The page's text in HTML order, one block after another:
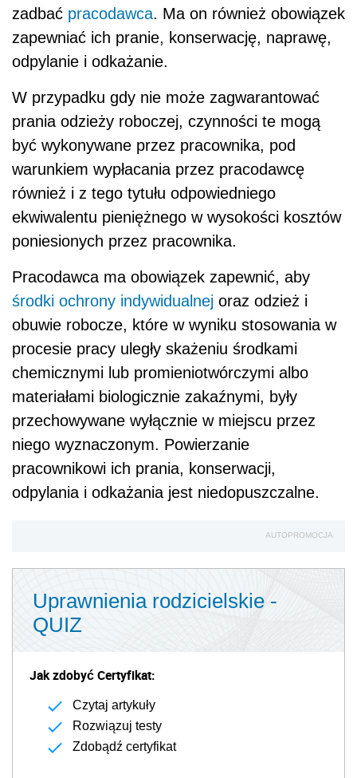
zadbać pracodawca. Ma on również obowiązek
zapewniać ich pranie, konserwację, naprawę,
odpylanie i odkażanie.
W przypadku gdy nie może zagwarantować
prania odzieży roboczej, czynności te mogą
być wykonywane przez pracownika, pod
warunkiem wypłacania przez pracodawcę
również i z tego tytułu odpowiedniego
ekwiwalentu pieniężnego w wysokości kosztów
poniesionych przez pracownika.
Pracodawca ma obowiązek zapewnić, aby
środki ochrony indywidualnej oraz odzież i
obuwie robocze, które w wyniku stosowania w
procesie pracy uległy skażeniu środkami
chemicznymi lub promieniotwórczymi albo
materiałami biologicznie zakaźnymi, były
przechowywane wyłącznie w miejscu przez
niego wyznaczonym. Powierzanie
pracownikowi ich prania, konserwacji,
odpylania i odkażania jest niedopuszczalne.
AUTOPROMOCJA
Uprawnienia rodzicielskie -
QUIZ
Jak zdobyć Certyfikat:
Czytaj artykuły
Rozwiązuj testy
Zdobądź certyfikat